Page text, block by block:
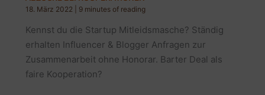
18. März 2022
9 minutes of reading
Kennst du die Startup Mitleidsmasche? Ständig
erhalten Influencer & Blogger Anfragen zur
Zusammenarbeit ohne Honorar. Barter Deal als
faire Kooperation?